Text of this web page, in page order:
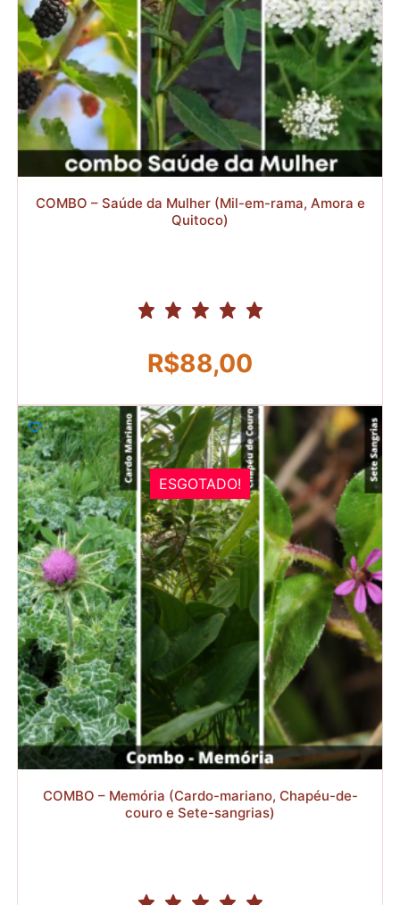
COMBO – Saúde da Mulher (Mil-em-rama, Amora e
Quitoco)
R$88,00
R$
ESGOTADO!
COMBO – Memória (Cardo-mariano, Chapéu-de-
couro e Sete-sangrias)
R$